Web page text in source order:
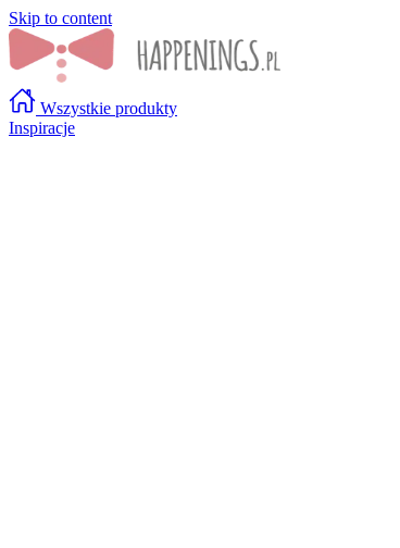
Skip to content
Wszystkie produkty
Inspiracje